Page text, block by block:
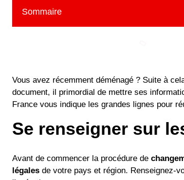
Sommaire
Vous avez récemment déménagé ? Suite à
document, il primordial de mettre ses
France vous indique les grandes lignes pour
Se renseigner sur
Avant de commencer la procédure de
légales de votre pays et région. Renseignez-